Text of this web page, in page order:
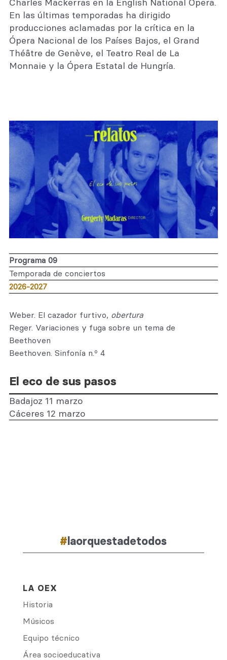
En las últimas temporadas ha dirigido
producciones aclamadas por la crítica en la
Ópera Nacional de los Países Bajos, el Grand
Théâtre de Genève, el Teatro Real de La
Monnaie y la Ópera Estatal de Hungría.
Programa 09
Temporada de conciertos
2026-2027
Weber. El cazador furtivo, obertura
Reger. Variaciones y fuga sobre un tema de
Beethoven
Beethoven. Sinfonía n.º 4
El eco de sus pasos
Badajoz 11 marzo
Cáceres 12 marzo
#laorquestadetodos
LA OEX
Historia
Músicos
Equipo técnico
Área socioeducativa